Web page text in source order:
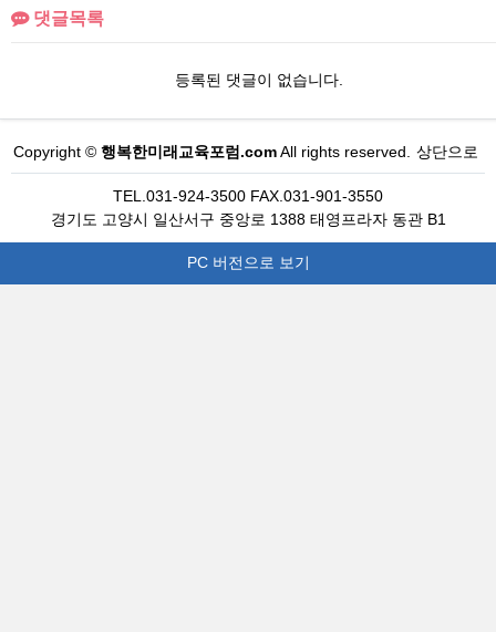
댓글목록
등록된 댓글이 없습니다.
Copyright © 행복한미래교육포럼.comAll rights reserved. 상단으로
TEL.031-924-3500 FAX.031-901-3550
경기도 고양시 일산서구 중앙로 1388 태영프라자 동관 B1
PC 버전으로 보기